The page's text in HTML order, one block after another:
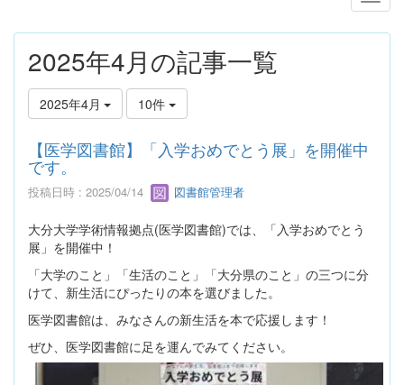
2025年4月の記事一覧
2025年4月 10件
【医学図書館】「入学おめでとう展」を開催中
です。
投稿日時 : 2025/04/14 図書館管理者
大分大学学術情報拠点(医学図書館)では、「入学おめでとう
展」を開催中！
「大学のこと」「生活のこと」「大分県のこと」の三つに分
けて、新生活にぴったりの本を選びました。
医学図書館は、みなさんの新生活を本で応援します！
ぜひ、医学図書館に足を運んでみてください。